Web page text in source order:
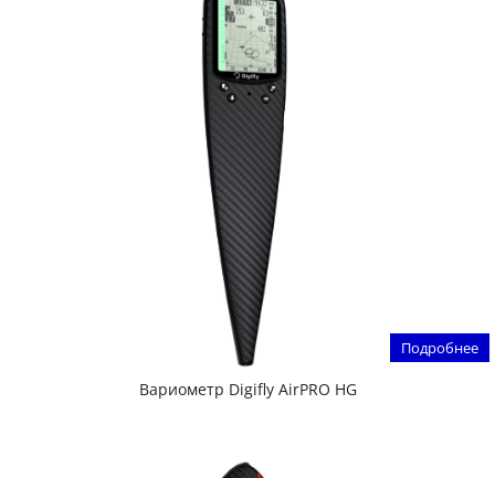
Подробнее
Вариометр Digifly AirPRO HG